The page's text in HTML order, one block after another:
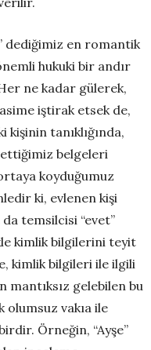
dediğimiz en romantik
hukuki bir andır
ne kadar gülerek,
iştirak etsek de,
kişinin tanıklığında,
belgeleri
koyduğumuz
ki, evlenen kişi
da temsilcisi “evet”
kimlik bilgilerini teyit
kimlik bilgileri ile ilgili
gelebilen bu
olumsuz vakıa ile
Örneğin, “Ayşe”